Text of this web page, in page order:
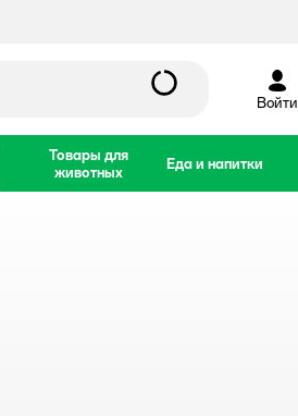
Войти
Товары для
животных
Еда и напитки